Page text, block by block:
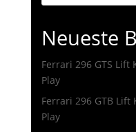
Neueste
Ferrari 296 GTS Lift
Play
Ferrari 296 GTB Lift
Play